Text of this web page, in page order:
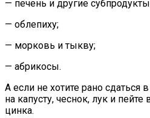
— печень и другие
— облепиху;
— морковь и тыкву;
— абрикосы.
А если не хотите рано сдаться
на капусту, чеснок, лук и
цинка.